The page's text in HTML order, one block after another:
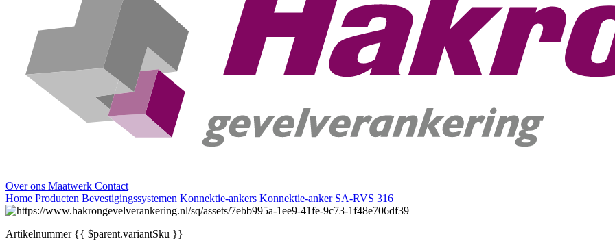
Over ons Maatwerk Contact
Home Producten Bevestigingssystemen Konnektie-ankers Konnektie-anker SA-RVS 316
Artikelnummer{{ $parent.variantSku }}